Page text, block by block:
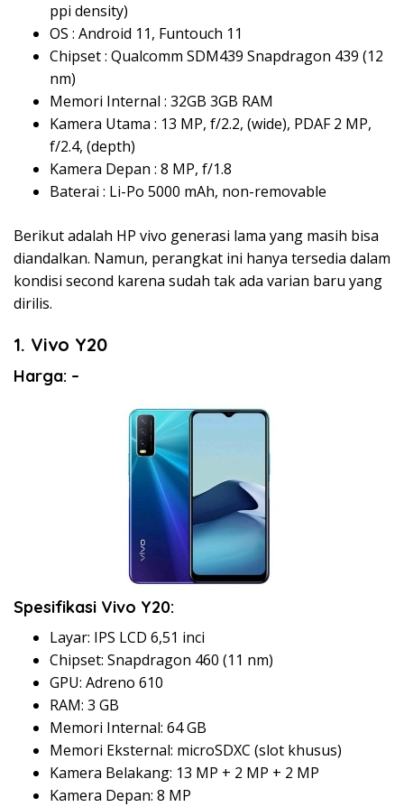
ppi density)
OS : Android 11, Funtouch 11
Chipset : Qualcomm SDM439 Snapdragon 439 (12
nm)
Memori Internal : 32GB 3GB RAM
Kamera Utama : 13 MP, f/2.2, (wide), PDAF 2 MP,
f/2.4, (depth)
Kamera Depan : 8 MP, f/1.8
Baterai : Li-Po 5000 mAh, non-removable
Berikut adalah HP vivo generasi lama yang masih bisa
diandalkan. Namun, perangkat ini hanya tersedia dalam
kondisi second karena sudah tak ada varian baru yang
dirilis.
1. Vivo Y20
Harga: –
Spesifikasi Vivo Y20:
Layar: IPS LCD 6,51 inci
Chipset: Snapdragon 460 (11 nm)
GPU: Adreno 610
RAM: 3 GB
Memori Internal: 64 GB
Memori Eksternal: microSDXC (slot khusus)
Kamera Belakang: 13 MP + 2 MP + 2 MP
Kamera Depan: 8 MP